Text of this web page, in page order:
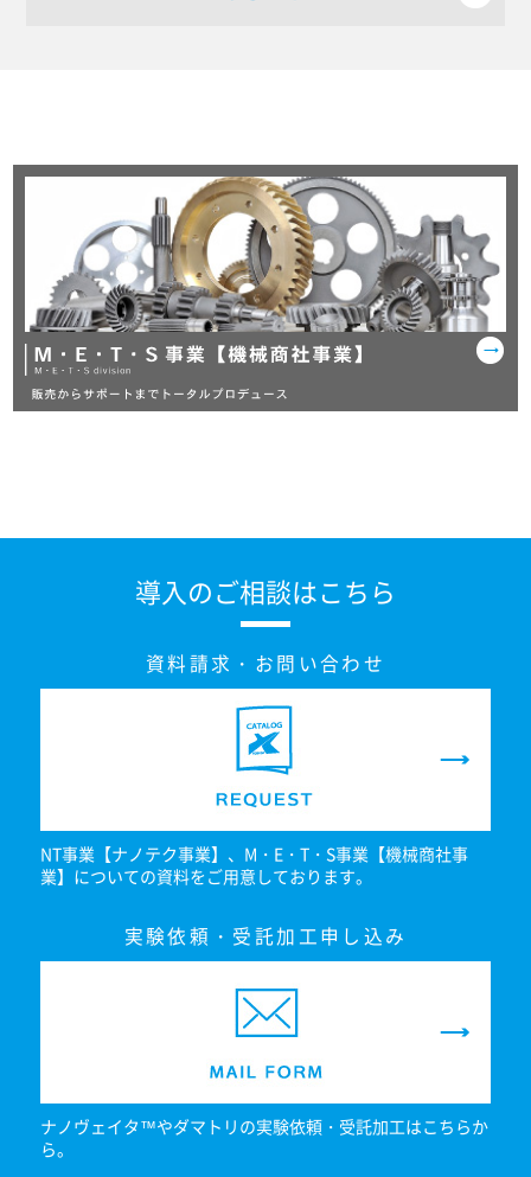
導入のご相談はこちら
資料請求・お問い合わせ
NT事業【ナノテク事業】、M・E・T・S事業【機械商社事
業】についての資料をご用意しております。
実験依頼・受託加工申し込み
ナノヴェイタ™やダマトリの実験依頼・受託加工はこちらか
ら。